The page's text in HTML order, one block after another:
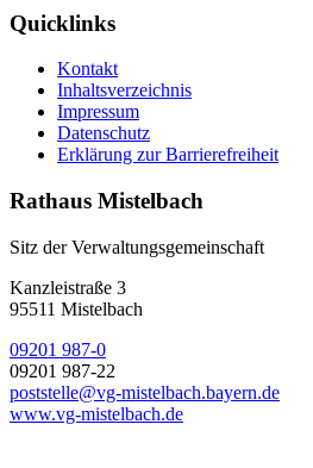
Quicklinks
Kontakt
Inhaltsverzeichnis
Impressum
Datenschutz
Erklärung zur Barrierefreiheit
Rathaus Mistelbach
Sitz der Verwaltungsgemeinschaft
Kanzleistraße 3
95511 Mistelbach
09201 987-0
09201 987-22
poststelle@vg-mistelbach.bayern.de
www.vg-mistelbach.de